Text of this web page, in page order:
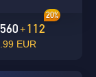
560+112
20%
EUR